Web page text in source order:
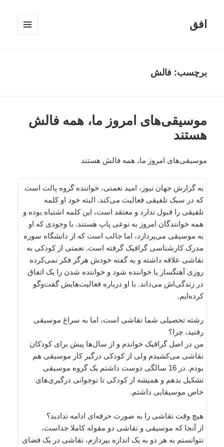
افق
برچسب: فالش
موسیقی‌های امروز ما، همه فالش
هستند
موسیقی‌های امروز ما، همه فالش هستند
به گزارش جهان نیوز، امید نعمتی، خواننده گروه پالت است
که در سبک تلفیقی فعالیت می‌کند. البته خود او کلمه
تلفیقی را قبول ندارد و معتقد است، این کلمه اشتباه بوده و
همه خوانندگان امروز به نوعی پاپ هستند. با وجودی که او
به موسیقی می‌پردازد، اما جالب است که از دانشگاه سوره
مدرک کارشناسی گرافیک گرفته است. نعمتی از کودکی به
نقاشی علاقه داشته و به گفته خودش هرگز فکر نمی‌کرده
روزی آهنگساز یا خواننده شود و خواننده شدن را یک اتفاق
در زندگی‌اش می‌داند. با او درباره فعالیت‌هایش گفت‌وگو
کرده‌ایم.
رشته تحصیلی شما نقاشی است، اما به سراغ موسیقی
رفتید، چرا؟
من در اصل گرافیک خواندم و از سال‌ها پیش برای کودکان
نقاشی می‌کشیدم ولی از کودکی درگیر کار موسیقی هم
بودم. در 16 سالگی دوست داشتم یک گروه موسیقی
تشکیل بدهم و همیشه از کودکی تا نوجوانی درگیری‌های
خاص موسیقایی داشتم.
هیچ وقت نقاشی را به صورت حرفه‌ای ادامه ندادید؟
از آنجا که موسیقی و نقاشی دو مقوله کاملا جداست،
نتوانستم به هر دو به یک اندازه بپردازم، نقاشی در یک فضای